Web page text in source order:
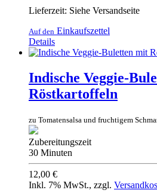
Lieferzeit: Siehe Versandseite
Auf den Einkaufszettel
Details
Indische Veggie-
Röstkartoffeln
zu Tomatensalsa und fruchtigem
Zubereitungszeit
30 Minuten
12,00 €
Inkl. 7% MwSt., zzgl.